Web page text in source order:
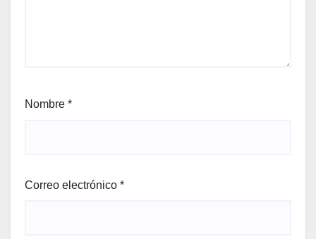
Nombre *
Correo electrónico *